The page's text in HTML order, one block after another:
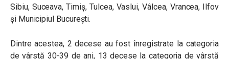
Sibiu, Suceava, Timiș, Tulcea, Vaslui, Vâlcea, Vrancea, Ilfov
și Municipiul București.
Dintre acestea, 2 decese au fost înregistrate la categoria
de vârstă 30-39 de ani, 13 decese la categoria de vârstă